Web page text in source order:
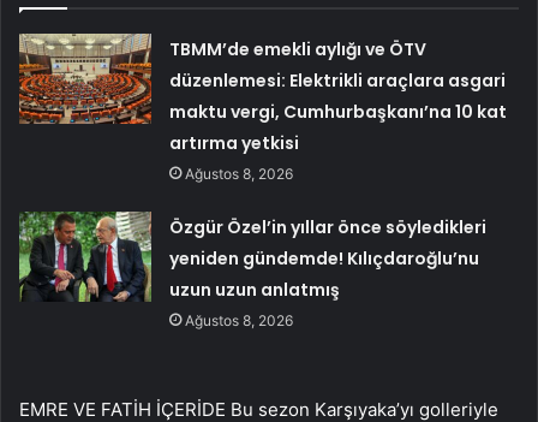
TBMM’de emekli aylığı ve ÖTV
düzenlemesi: Elektrikli araçlara asgari
maktu vergi, Cumhurbaşkanı’na 10 kat
artırma yetkisi
Ağustos 8, 2026
Özgür Özel’in yıllar önce söyledikleri
yeniden gündemde! Kılıçdaroğlu’nu
uzun uzun anlatmış
Ağustos 8, 2026
EMRE VE FATİH İÇERİDE Bu sezon Karşıyaka’yı golleriyle